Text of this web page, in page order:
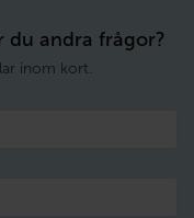
du andra frågor?
inom kort.